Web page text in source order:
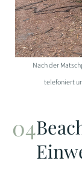
Nach der
telefoniert